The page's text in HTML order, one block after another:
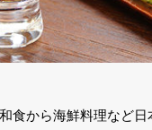
食から海鮮料理など